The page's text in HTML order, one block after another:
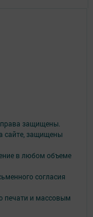
защищены.
сайте, защищены
в любом объеме
согласия
печати и массовым